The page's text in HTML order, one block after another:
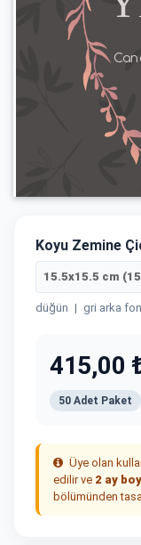
Koyu Zemine
15.5x15.5 cm
düğün | gri arka fon
415,00
50 Adet Paket
Üye olan
edilir ve 2 ay
bölümünden